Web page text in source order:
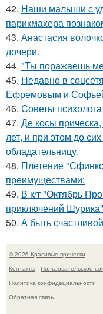
42. Наши малыши с
парикмахера
43. Анастасия
дочери.
44. "Ты поражаешь
45. Недавно в
Ефремовым и
46. Советы
47. Де косы
лет, и при этом до
обладательницу.
48. Плетение
преимуществами:
49. В к/т "Октябрь
приключений
50. А быть
© 2026 Красивые прически
Контакты
Пользовательское
Политика конфидециальности
Обратная связь